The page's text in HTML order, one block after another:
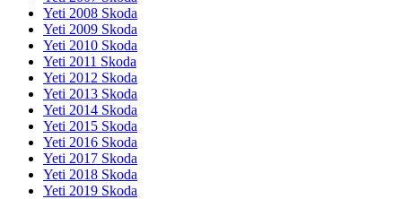
Yeti 2008 Skoda
Yeti 2009 Skoda
Yeti 2010 Skoda
Yeti 2011 Skoda
Yeti 2012 Skoda
Yeti 2013 Skoda
Yeti 2014 Skoda
Yeti 2015 Skoda
Yeti 2016 Skoda
Yeti 2017 Skoda
Yeti 2018 Skoda
Yeti 2019 Skoda